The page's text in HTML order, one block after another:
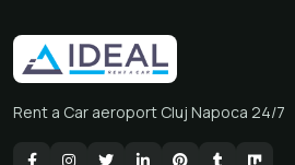
Rent a Car aeroport Cluj Napoca 24/7